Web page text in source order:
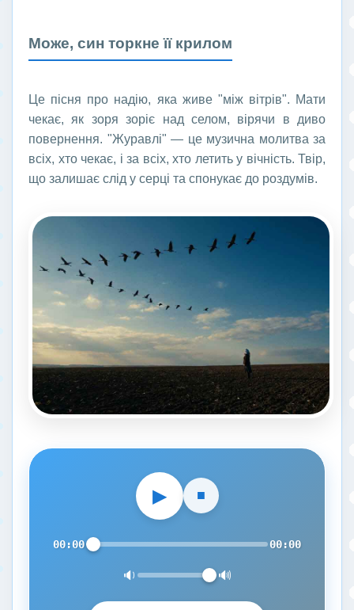
Може, син торкне її крилом
Це пісня про надію, яка живе "між вітрів". Мати
чекає, як зоря зоріє над селом, вірячи в диво
повернення. "Журавлі" — це музична молитва за
всіх, хто чекає, і за всіх, хто летить у вічність. Твір,
що залишає слід у серці та спонукає до роздумів.
▶ ■
00:00 00:00
🔉 🔊